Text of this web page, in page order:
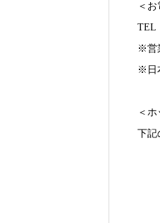
＜お
TEL
※営
※日
＜
下記